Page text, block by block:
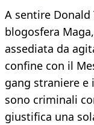
A sentire
blogosfera
assediata da
confine con il
gang straniere
sono criminali
giustifica una